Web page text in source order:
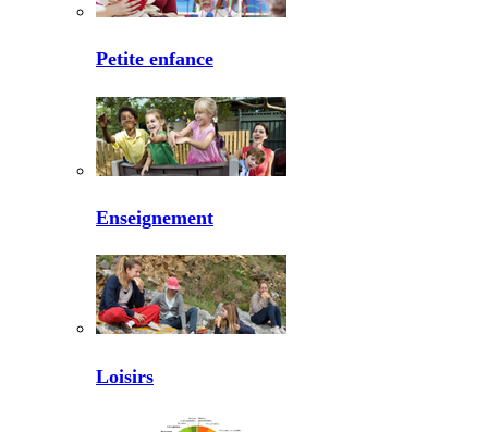
Petite enfance
Enseignement
Loisirs